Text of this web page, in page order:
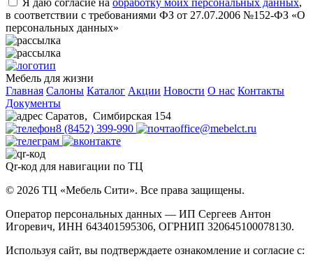
Я даю согласие на обработку моих персональных данных,
в соответствии с требованиями ФЗ от 27.07.2006 №152-ФЗ «О
персональных данных»
Мебель для жизни
Главная Салоны Каталог Акции Новости О нас Контакты
Документы
Саратов, Симбирская 154
8 (8452) 399-990
office@mebelct.ru
Qr-код для навигации по ТЦ
© 2026 ТЦ «Мебель Сити». Все права защищены.
Оператор персональных данных — ИП Сергеев Антон
Игоревич, ИНН 643401595306, ОГРНИП 320645100078130.
Используя сайт, вы подтверждаете ознакомление и согласие с: